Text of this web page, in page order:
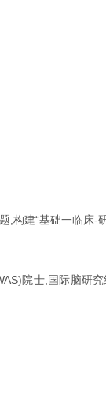
建“基础一临床
院士,国际脑研